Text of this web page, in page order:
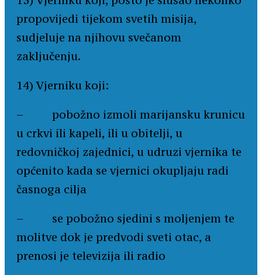
propovijedi tijekom svetih misija,
sudjeluje na njihovu svečanom
zaključenju.
14) Vjerniku koji:
– pobožno izmoli marijansku krunicu
u crkvi ili kapeli, ili u obitelji, u
redovničkoj zajednici, u udruzi vjernika te
općenito kada se vjernici okupljaju radi
časnoga cilja
– se pobožno sjedini s moljenjem te
molitve dok je predvodi sveti otac, a
prenosi je televizija ili radio